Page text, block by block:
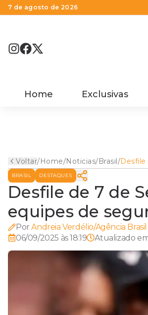
7 de agosto de 2026
Home Exclusivas
Voltar/Home/Noticias/Brasil/
tem
BRASIL DESTAQUES
Desfile de 7 de
equipes de
Por Andreia Verdélio/Agência Brasil
06/09/2025 às 18:19
Atualizado